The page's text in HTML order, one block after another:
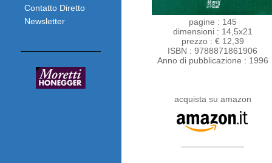
Contatto Diretto
Newsletter
pagine : 145
dimensioni : 14,5x21
prezzo : € 12,39
ISBN : 9788871861906
Anno di pubblicazione : 1996
acquista su amazon